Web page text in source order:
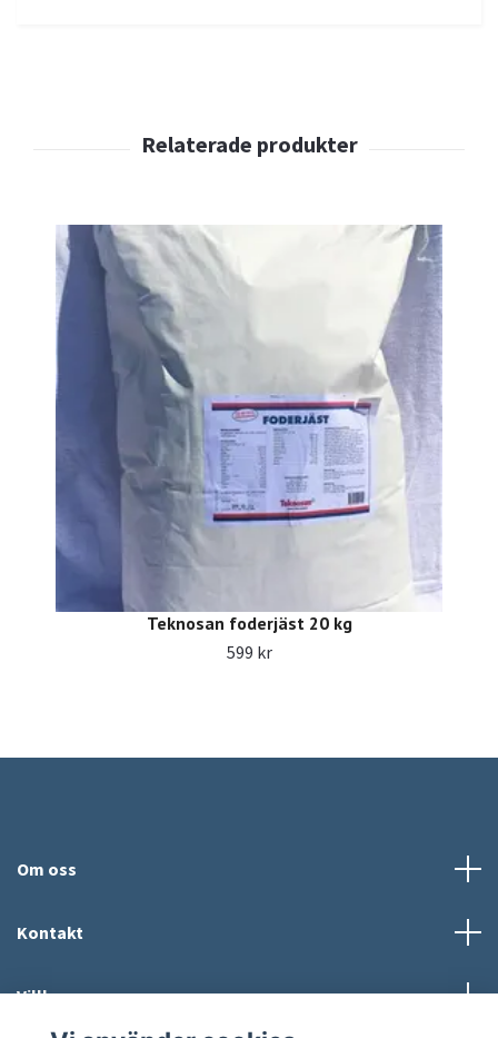
Teknosan foderjäst 20 kg
599 kr
Om oss
Kontakt
Villkor